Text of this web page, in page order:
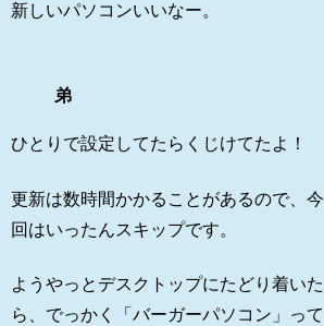
新しいパソコンいいなー。
弟
ひとりで設定してたらくじけてたよ！
更新は数時間かかることがあるので、今
回はいったんスキップです。
ようやっとデスクトップにたどり着いた
ら、でっかく「バーガーパソコン」って